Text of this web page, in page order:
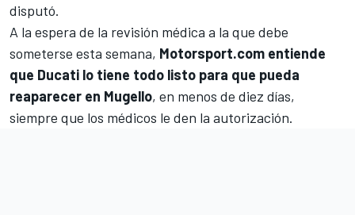
disputó.
A la espera de la revisión médica a la que debe
someterse esta semana, Motorsport.com entiende
que Ducati lo tiene todo listo para que pueda
reaparecer en Mugello, en menos de diez días,
siempre que los médicos le den la autorización.